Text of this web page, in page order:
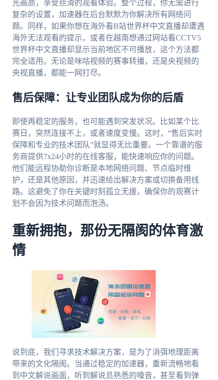
光画质，享受丝滑的观看体验。整个过程，你无需进行
复杂的设置，加速器在后台默默为你解决所有网络问
题。同样，如果你想在海外看B站世界杯中文直播却遭遇
海外无法观看的提示，或者在越南想通过网站看CCTV5
世界杯中文直播却显示当前地区不可播放，这个方法都
完全适用。无论是咪咕视频的赛事转播，还是央视频的
央视直播，都能一网打尽。
售后保障：让专业团队成为你的后盾
即使再稳定的服务，也可能遇到突发状况。比如某个比
赛日，突然连接不上，或者速度变慢。这时，“售后实时
保障和专业的技术团队”就显得无比重要。一个靠谱的服
务商提供7x24小时的在线客服，能快速响应你的问题。
他们能远程协助你诊断是本地网络问题、节点临时维
护，还是其他原因，并迅速给出解决方案或切换备用线
路。这避免了你在关键时刻孤立无援，确保你的观赛计
划不会因为技术问题而泡汤。
重新拥抱，那份无隔阂的体育激
情
说到底，我们寻求技术解决方案，是为了消弭地理距离
带来的文化隔阂。当通过稳定的加速器，重新流畅地看
到中文解说画面，听到解说员熟悉的嗓音，甚至看到弹